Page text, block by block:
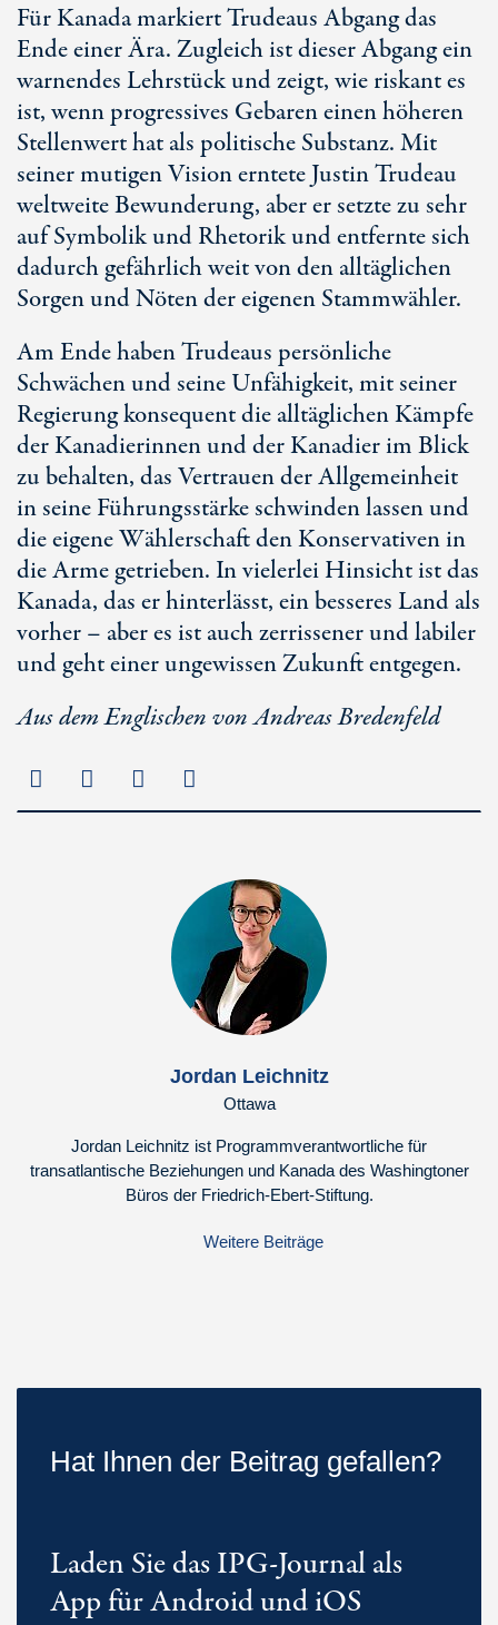
Für Kanada markiert Trudeaus Abgang das
Ende einer Ära. Zugleich ist dieser Abgang ein
warnendes Lehrstück und zeigt, wie riskant es
ist, wenn progressives Gebaren einen höheren
Stellenwert hat als politische Substanz. Mit
seiner mutigen Vision erntete Justin Trudeau
weltweite Bewunderung, aber er setzte zu sehr
auf Symbolik und Rhetorik und entfernte sich
dadurch gefährlich weit von den alltäglichen
Sorgen und Nöten der eigenen Stammwähler.
Am Ende haben Trudeaus persönliche
Schwächen und seine Unfähigkeit, mit seiner
Regierung konsequent die alltäglichen Kämpfe
der Kanadierinnen und der Kanadier im Blick
zu behalten, das Vertrauen der Allgemeinheit
in seine Führungsstärke schwinden lassen und
die eigene Wählerschaft den Konservativen in
die Arme getrieben. In vielerlei Hinsicht ist das
Kanada, das er hinterlässt, ein besseres Land als
vorher – aber es ist auch zerrissener und labiler
und geht einer ungewissen Zukunft entgegen.
Aus dem Englischen von Andreas Bredenfeld
Jordan Leichnitz
Ottawa
Jordan Leichnitz ist Programmverantwortliche für
transatlantische Beziehungen und Kanada des Washingtoner
Büros der Friedrich-Ebert-Stiftung.
Weitere Beiträge
Hat Ihnen der Beitrag gefallen?
Laden Sie das IPG-Journal als
App für Android und iOS